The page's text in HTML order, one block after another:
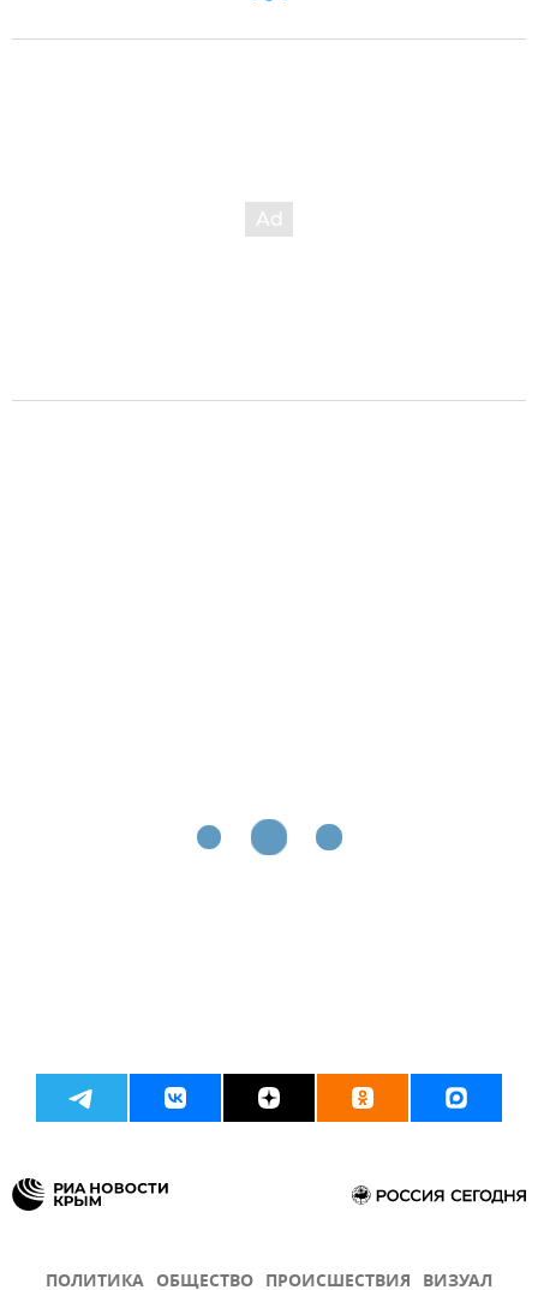
ПОЛИТИКА ОБЩЕСТВО ПРОИСШЕСТВИЯ ВИЗУАЛ